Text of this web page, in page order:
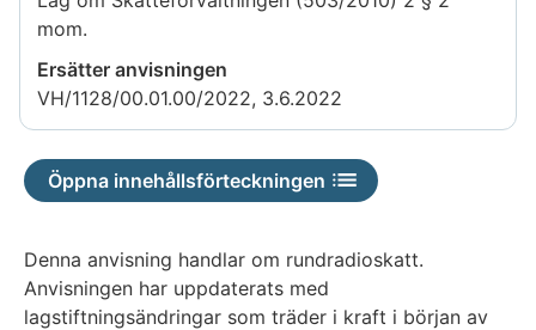
mom.
Ersätter anvisningen
VH/1128/00.01.00/2022, 3.6.2022
Öppna innehållsförteckningen
Denna anvisning handlar om rundradioskatt.
Anvisningen har uppdaterats med
lagstiftningsändringar som träder i kraft i början av